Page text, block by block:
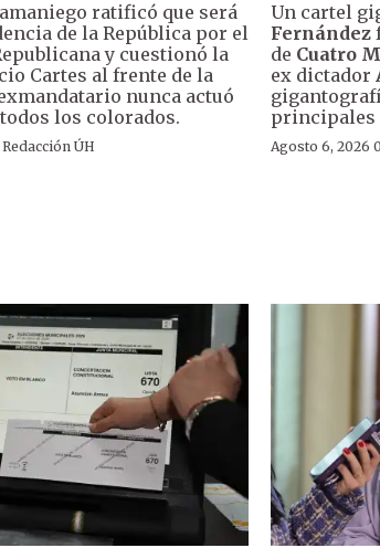
ratificó que será
de la República por el
y cuestionó la
Cartes al frente de la
nunca actuó
los colorados.
Redacción ÚH
Un cartel
Fernández
de Cuatro
ex dictador
principales
Agosto 6, 2026